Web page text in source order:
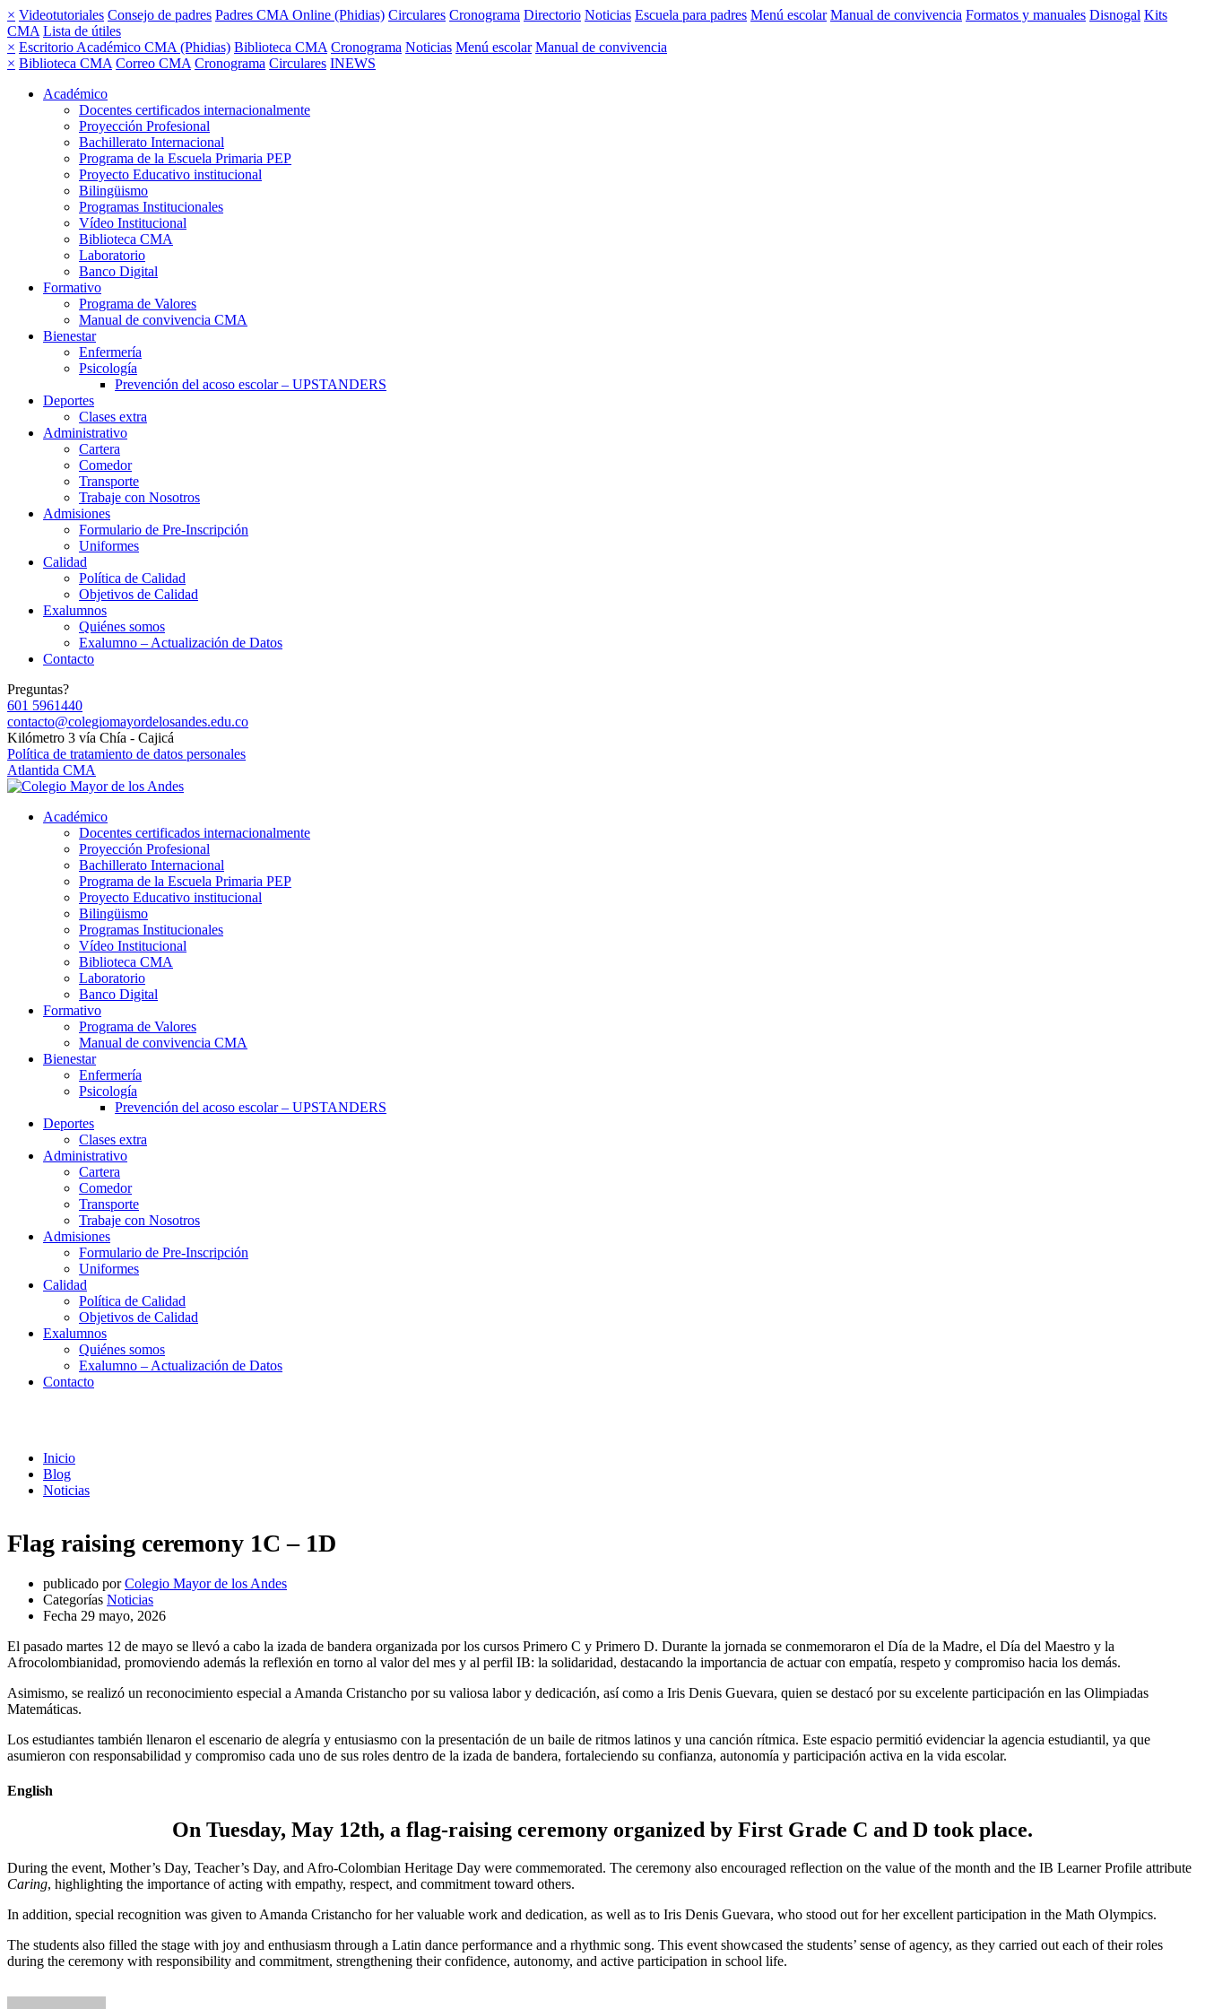
× Videotutoriales Consejo de padres Padres CMA Online (Phidias) Circulares Cronograma Directorio Noticias Escuela para padres Menú escolar Manual de convivencia Formatos y manuales Disnogal Kits
CMA Lista de útiles
× Escritorio Académico CMA (Phidias) Biblioteca CMA Cronograma Noticias Menú escolar Manual de convivencia
× Biblioteca CMA Correo CMA Cronograma Circulares INEWS
Académico
Docentes certificados internacionalmente
Proyección Profesional
Bachillerato Internacional
Programa de la Escuela Primaria PEP
Proyecto Educativo institucional
Bilingüismo
Programas Institucionales
Vídeo Institucional
Biblioteca CMA
Laboratorio
Banco Digital
Formativo
Programa de Valores
Manual de convivencia CMA
Bienestar
Enfermería
Psicología
Prevención del acoso escolar – UPSTANDERS
Deportes
Clases extra
Administrativo
Cartera
Comedor
Transporte
Trabaje con Nosotros
Admisiones
Formulario de Pre-Inscripción
Uniformes
Calidad
Política de Calidad
Objetivos de Calidad
Exalumnos
Quiénes somos
Exalumno – Actualización de Datos
Contacto
Preguntas?
601 5961440
contacto@colegiomayordelosandes.edu.co
Kilómetro 3 vía Chía - Cajicá
Política de tratamiento de datos personales
Atlantida CMA
Académico
Docentes certificados internacionalmente
Proyección Profesional
Bachillerato Internacional
Programa de la Escuela Primaria PEP
Proyecto Educativo institucional
Bilingüismo
Programas Institucionales
Vídeo Institucional
Biblioteca CMA
Laboratorio
Banco Digital
Formativo
Programa de Valores
Manual de convivencia CMA
Bienestar
Enfermería
Psicología
Prevención del acoso escolar – UPSTANDERS
Deportes
Clases extra
Administrativo
Cartera
Comedor
Transporte
Trabaje con Nosotros
Admisiones
Formulario de Pre-Inscripción
Uniformes
Calidad
Política de Calidad
Objetivos de Calidad
Exalumnos
Quiénes somos
Exalumno – Actualización de Datos
Contacto
Inicio
Blog
Noticias
Flag raising ceremony 1C – 1D
publicado por Colegio Mayor de los Andes
Categorías Noticias
Fecha 29 mayo, 2026
El pasado martes 12 de mayo se llevó a cabo la izada de bandera organizada por los cursos Primero C y Primero D. Durante la jornada se conmemoraron el Día de la Madre, el Día del Maestro y la
Afrocolombianidad, promoviendo además la reflexión en torno al valor del mes y al perfil IB: la solidaridad, destacando la importancia de actuar con empatía, respeto y compromiso hacia los demás.
Asimismo, se realizó un reconocimiento especial a Amanda Cristancho por su valiosa labor y dedicación, así como a Iris Denis Guevara, quien se destacó por su excelente participación en las Olimpiadas
Matemáticas.
Los estudiantes también llenaron el escenario de alegría y entusiasmo con la presentación de un baile de ritmos latinos y una canción rítmica. Este espacio permitió evidenciar la agencia estudiantil, ya que
asumieron con responsabilidad y compromiso cada uno de sus roles dentro de la izada de bandera, fortaleciendo su confianza, autonomía y participación activa en la vida escolar.
English
On Tuesday, May 12th, a flag-raising ceremony organized by First Grade C and D took place.
During the event, Mother’s Day, Teacher’s Day, and Afro-Colombian Heritage Day were commemorated. The ceremony also encouraged reflection on the value of the month and the IB Learner Profile attribute
Caring, highlighting the importance of acting with empathy, respect, and commitment toward others.
In addition, special recognition was given to Amanda Cristancho for her valuable work and dedication, as well as to Iris Denis Guevara, who stood out for her excellent participation in the Math Olympics.
The students also filled the stage with joy and enthusiasm through a Latin dance performance and a rhythmic song. This event showcased the students’ sense of agency, as they carried out each of their roles
during the ceremony with responsibility and commitment, strengthening their confidence, autonomy, and active participation in school life.